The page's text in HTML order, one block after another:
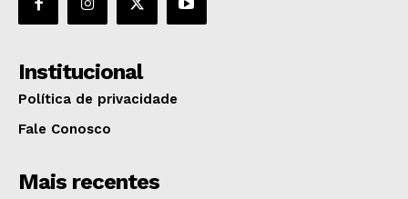
Institucional
Política de privacidade
Fale Conosco
Mais recentes